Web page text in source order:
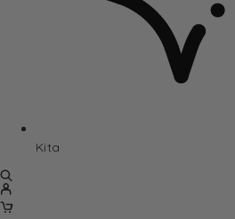
Kita